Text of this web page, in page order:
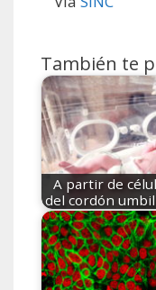
También te
A partir de
del cordón